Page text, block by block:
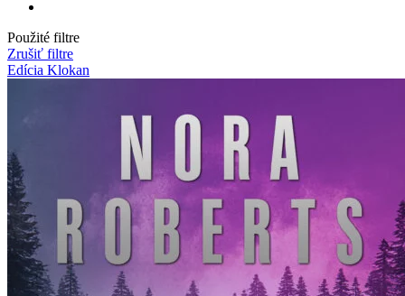
Použité filtre
Zrušiť filtre
Edícia Klokan